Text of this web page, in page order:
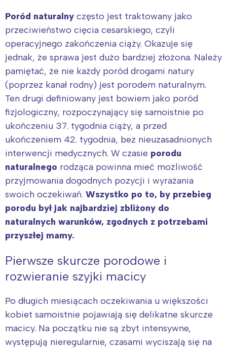
Poród naturalny często jest traktowany jako
przeciwieństwo cięcia cesarskiego, czyli
operacyjnego zakończenia ciąży. Okazuje się
jednak, że sprawa jest dużo bardziej złożona. Należy
pamiętać, że nie każdy poród drogami natury
(poprzez kanał rodny) jest porodem naturalnym.
Ten drugi definiowany jest bowiem jako poród
fizjologiczny, rozpoczynający się samoistnie po
ukończeniu 37. tygodnia ciąży, a przed
ukończeniem 42. tygodnia, bez nieuzasadnionych
interwencji medycznych. W czasie porodu
naturalnego rodząca powinna mieć możliwość
przyjmowania dogodnych pozycji i wyrażania
swoich oczekiwań. Wszystko po to, by przebieg
porodu był jak najbardziej zbliżony do
naturalnych warunków, zgodnych z potrzebami
przyszłej mamy.
Pierwsze skurcze porodowe i
rozwieranie szyjki macicy
Po długich miesiącach oczekiwania u większości
kobiet samoistnie pojawiają się delikatne skurcze
macicy. Na początku nie są zbyt intensywne,
występują nieregularnie, czasami wyciszają się na